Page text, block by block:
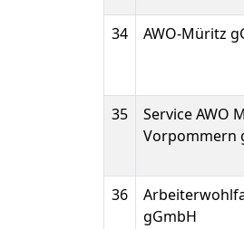
34
AWO-Müritz
35
Service AWO
Vorpommern
36
gGmbH